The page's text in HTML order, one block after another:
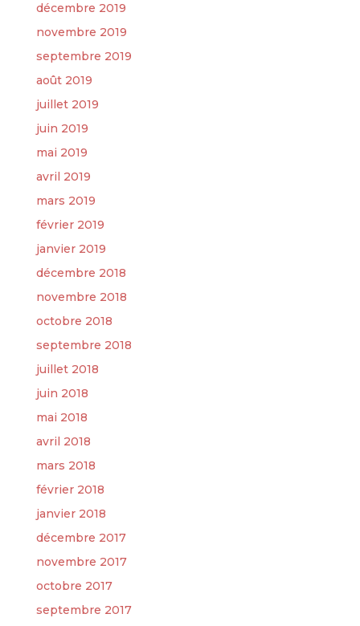
décembre 2019
novembre 2019
septembre 2019
août 2019
juillet 2019
juin 2019
mai 2019
avril 2019
mars 2019
février 2019
janvier 2019
décembre 2018
novembre 2018
octobre 2018
septembre 2018
juillet 2018
juin 2018
mai 2018
avril 2018
mars 2018
février 2018
janvier 2018
décembre 2017
novembre 2017
octobre 2017
septembre 2017